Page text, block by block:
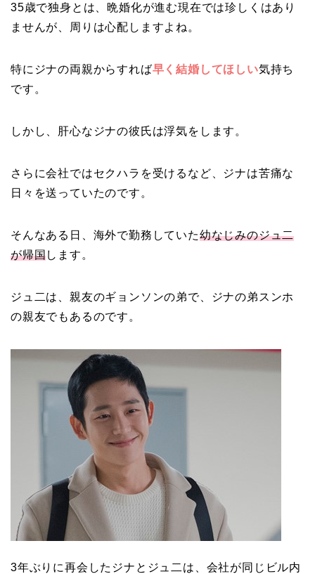
35歳で独身とは、晩婚化が進む現在では珍しくはあり
ませんが、周りは心配しますよね。
特にジナの両親からすれば早く結婚してほしい気持ち
です。
しかし、肝心なジナの彼氏は浮気をします。
さらに会社ではセクハラを受けるなど、ジナは苦痛な
日々を送っていたのです。
そんなある日、海外で勤務していた幼なじみのジュ二
が帰国します。
ジュ二は、親友のギョンソンの弟で、ジナの弟スンホ
の親友でもあるのです。
3年ぶりに再会したジナとジュ二は、会社が同じビル内